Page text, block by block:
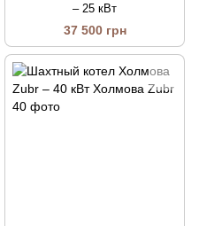
– 25 кВт
37 500 грн